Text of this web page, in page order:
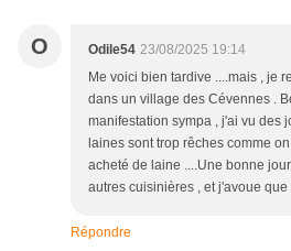
O Odile54 23/08/2025 19:14
Me voici bien tardive ....mais , je
dans un village des Cévennes .
manifestation sympa , j'ai vu des
laines sont trop rêches comme
acheté de laine ....Une bonne
autres cuisinières , et j'avoue
Répondre